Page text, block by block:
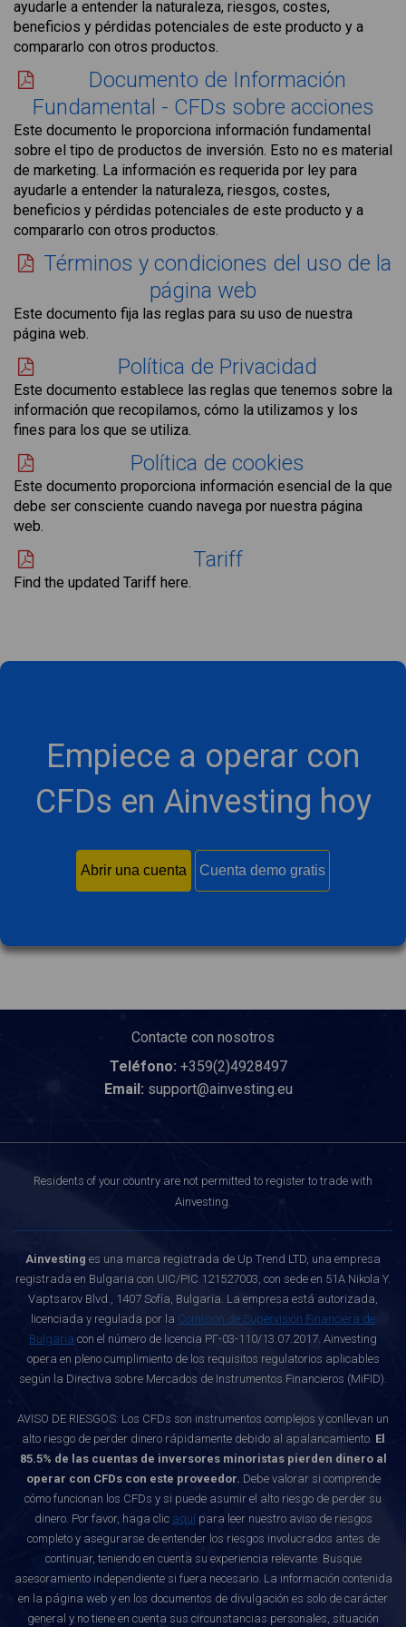
ayudarle a entender la naturaleza, riesgos, costes,
beneficios y pérdidas potenciales de este producto y a
compararlo con otros productos.
Documento de Información
Fundamental - CFDs sobre acciones
Este documento le proporciona información fundamental
sobre el tipo de productos de inversión. Esto no es material
de marketing. La información es requerida por ley para
ayudarle a entender la naturaleza, riesgos, costes,
beneficios y pérdidas potenciales de este producto y a
compararlo con otros productos.
Términos y condiciones del uso de la
página web
Este documento fija las reglas para su uso de nuestra
página web.
Política de Privacidad
Este documento establece las reglas que tenemos sobre la
información que recopilamos, cómo la utilizamos y los
fines para los que se utiliza.
Política de cookies
Este documento proporciona información esencial de la que
debe ser consciente cuando navega por nuestra página
web.
Tariff
Find the updated Tariff here.
Empiece a operar con
CFDs en Ainvesting hoy
Abrir una cuenta Cuenta demo gratis
Contacte con nosotros
Teléfono: +359(2)4928497
Email: support@ainvesting.eu
Residents of your country are not permitted to register to trade with
Ainvesting.
Ainvesting es una marca registrada de Up Trend LTD, una empresa
registrada en Bulgaria con UIC/PIC 121527003, con sede en 51A Nikola Y.
Vaptsarov Blvd., 1407 Sofía, Bulgaria. La empresa está autorizada,
licenciada y regulada por la Comisión de Supervisión Financiera de
Bulgaria con el número de licencia РГ-03-110/13.07.2017. Ainvesting
opera en pleno cumplimiento de los requisitos regulatorios aplicables
según la Directiva sobre Mercados de Instrumentos Financieros (MiFID).
AVISO DE RIESGOS: Los CFDs son instrumentos complejos y conllevan un
alto riesgo de perder dinero rápidamente debido al apalancamiento. El
85.5% de las cuentas de inversores minoristas pierden dinero al
operar con CFDs con este proveedor. Debe valorar si comprende
cómo funcionan los CFDs y si puede asumir el alto riesgo de perder su
dinero. Por favor, haga clic aquípara leer nuestro aviso de riesgos
completo y asegurarse de entender los riesgos involucrados antes de
continuar, teniendo en cuenta su experiencia relevante. Busque
asesoramiento independiente si fuera necesario. La información contenida
en la página web y en los documentos de divulgación es solo de carácter
general y no tiene en cuenta sus circunstancias personales, situación